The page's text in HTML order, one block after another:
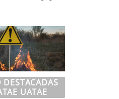
UATAE